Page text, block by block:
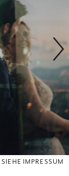
IMPRESSUM